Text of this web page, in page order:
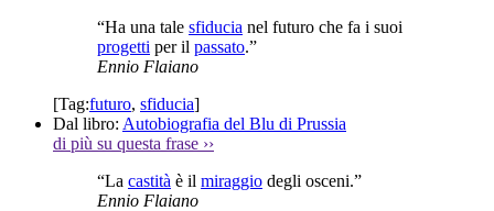
“Ha una tale sfiducia nel futuro che fa i suoi
progetti per il passato.”
Ennio Flaiano
[Tag:futuro, sfiducia]
Dal libro: Autobiografia del Blu di Prussia
di più su questa frase ››
“La castità è il miraggio degli osceni.”
Ennio Flaiano